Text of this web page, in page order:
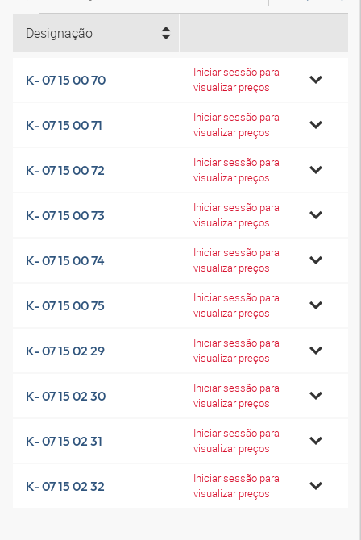
Designação
K- 07 15 00 70
Iniciar sessão para
visualizar preços
K- 07 15 00 71
Iniciar sessão para
visualizar preços
K- 07 15 00 72
Iniciar sessão para
visualizar preços
K- 07 15 00 73
Iniciar sessão para
visualizar preços
K- 07 15 00 74
Iniciar sessão para
visualizar preços
K- 07 15 00 75
Iniciar sessão para
visualizar preços
K- 07 15 02 29
Iniciar sessão para
visualizar preços
K- 07 15 02 30
Iniciar sessão para
visualizar preços
K- 07 15 02 31
Iniciar sessão para
visualizar preços
K- 07 15 02 32
Iniciar sessão para
visualizar preços